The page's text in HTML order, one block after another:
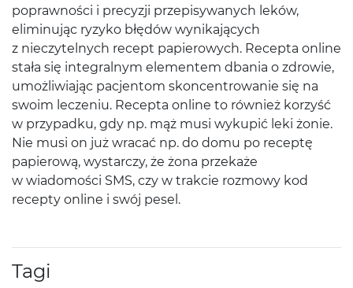
poprawności i precyzji przepisywanych leków,
eliminując ryzyko błędów wynikających
z nieczytelnych recept papierowych. Recepta online
stała się integralnym elementem dbania o zdrowie,
umożliwiając pacjentom skoncentrowanie się na
swoim leczeniu. Recepta online to również korzyść
w przypadku, gdy np. mąż musi wykupić leki żonie.
Nie musi on już wracać np. do domu po receptę
papierową, wystarczy, że żona przekaże
w wiadomości SMS, czy w trakcie rozmowy kod
recepty online i swój pesel.
Tagi